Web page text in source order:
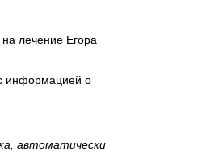
лечение Егора
информацией о
автоматически